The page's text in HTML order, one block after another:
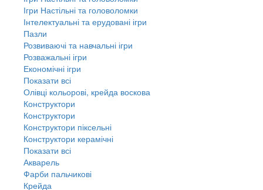
Ігри Настільні та головоломки
Інтелектуальні та ерудовані ігри
Пазли
Розвиваючі та навчальні ігри
Розважальні ігри
Економічні ігри
Показати всі
Олівці кольорові, крейда воскова
Конструктори
Конструктори
Конструктори піксельні
Конструктори керамічні
Показати всі
Акварель
Фарби пальчикові
Крейда